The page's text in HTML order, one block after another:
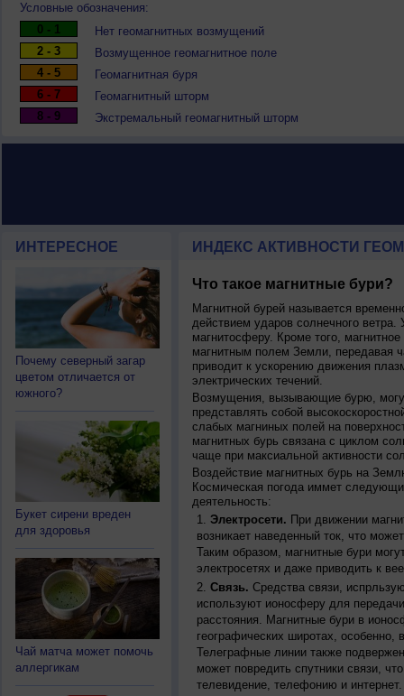
Условные обозначения:
0 - 1
Нет геомагнитных возмущений
2 - 3
Возмущенное геомагнитное поле
4 - 5
Геомагнитная буря
6 - 7
Геомагнитный шторм
8 - 9
Экстремальный геомагнитный шторм
ИНТЕРЕСНОЕ
Почему северный загар
цветом отличается от
южного?
Букет сирени вреден
для здоровья
Чай матча может помочь
аллергикам
ИНДЕКС АКТИВНОСТИ
Что такое магнитные бури?
Магнитной бурей называется
действием ударов солнечного ветра.
магнитосферу. Кроме того,
магнитным полем Земли, передавая
приводит к ускорению движения
электрических течений.
Возмущения, вызывающие бурю,
представлять собой
слабых магниных полей на
магнитных бурь связана с циклом
чаще при максиальной активности
Воздействие магнитных бурь на
Космическая погода иммет
деятельность:
Электросети. При движении
возникает наведенный ток, что
Таким образом, магнитные бури
электросетях и даже приводить к
Связь. Средства связи,
используют ионосферу для
расстояния. Магнитные бури в
географических широтах,
Телеграфные линии также
может повредить спутники связи,
телевидение, телефонию и интернет.